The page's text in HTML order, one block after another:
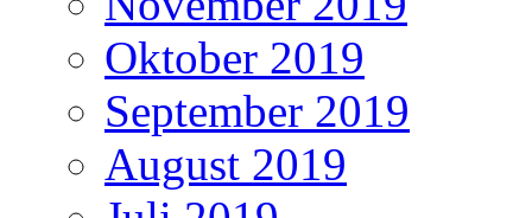
Oktober 2019
September 2019
August 2019